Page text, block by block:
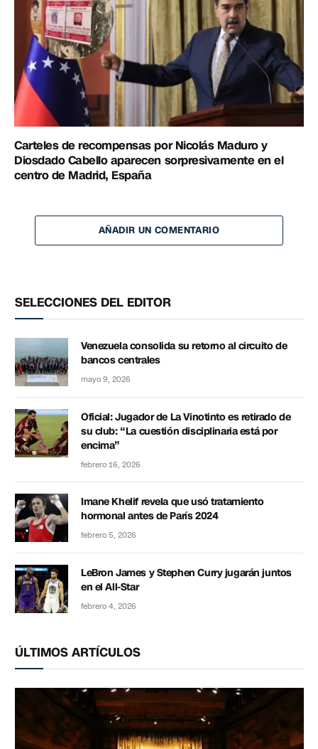
Carteles de recompensas por Nicolás Maduro y
Diosdado Cabello aparecen sorpresivamente en el
centro de Madrid, España
AÑADIR UN COMENTARIO
SELECCIONES DEL EDITOR
Venezuela consolida su retorno al circuito de
bancos centrales
mayo 9, 2026
Oficial: Jugador de La Vinotinto es retirado de
su club: “La cuestión disciplinaria está por
encima”
febrero 16, 2026
Imane Khelif revela que usó tratamiento
hormonal antes de París 2024
febrero 5, 2026
LeBron James y Stephen Curry jugarán juntos
en el All-Star
febrero 4, 2026
ÚLTIMOS ARTÍCULOS